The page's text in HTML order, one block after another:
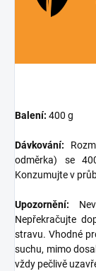
Balení: 400 g
Dávkování:
odměrka) se
Konzumujte v
Upozornění:
Nepřekračujte
stravu. Vhodné
suchu, mimo
vždy pečlivě